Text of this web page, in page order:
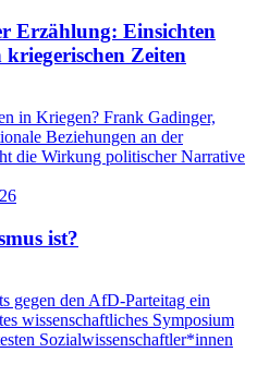
Erzählung: Einsichten
Zeiten
in Kriegen? Frank Gadinger,
Beziehungen an der
die Wirkung politischer Narrative
ist?
gegen den AfD-Parteitag ein
wissenschaftliches Symposium
Sozialwissenschaftler*innen